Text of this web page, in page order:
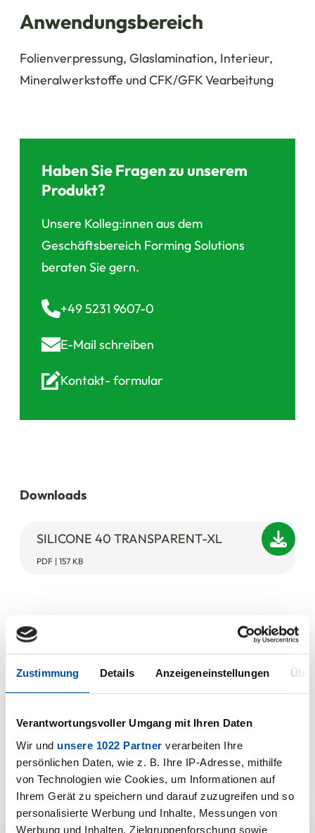
Zustimmung Details Anzeigeneinstellungen
Verantwortungsvoller Umgang mit Ihren Daten
Wir und unsere 1022 Partner verarbeiten Ihre
persönlichen Daten, wie z. B. Ihre IP-Adresse, mithilfe
von Technologien wie Cookies, um Informationen auf
Ihrem Gerät zu speichern und darauf zuzugreifen und so
personalisierte Werbung und Inhalte, Messungen von
Werbung und Inhalten, Zielgruppenforschung sowie
Anwendungsbereich
Folienverpressung, Glaslamination, Interieur,
Mineralwerkstoffe und CFK/GFK Vearbeitung
Haben Sie Fragen zu unserem
Produkt?
Unsere Kolleg:innen aus dem
Geschäftsbereich Forming Solutions
beraten Sie gern.
+49 5231 9607-0
E-Mail schreiben
Kontakt-formular
Downloads
SILICONE 40 TRANSPARENT-XL
PDF | 157 KB